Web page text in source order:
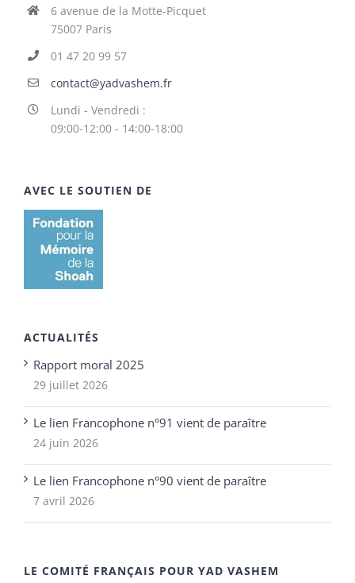
6 avenue de la Motte-Picquet
75007 Paris
01 47 20 99 57
contact@yadvashem.fr
Lundi - Vendredi :
09:00-12:00 - 14:00-18:00
AVEC LE SOUTIEN DE
ACTUALITÉS
Rapport moral 2025
29 juillet 2026
Le lien Francophone n°91 vient de paraître
24 juin 2026
Le lien Francophone n°90 vient de paraître
7 avril 2026
LE COMITÉ FRANÇAIS POUR YAD VASHEM